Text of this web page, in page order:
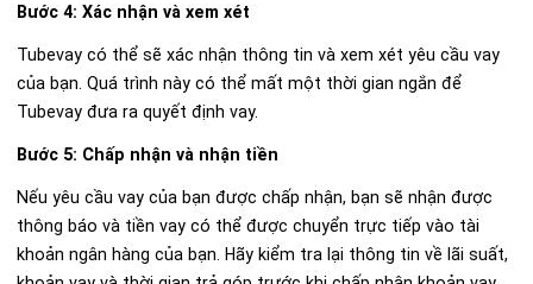
Bước 4: Xác nhận và xem xét
Tubevay có thể sẽ xác nhận thông tin và xem xét yêu cầu vay
của bạn. Quá trình này có thể mất một thời gian ngắn để
Tubevay đưa ra quyết định vay.
Bước 5: Chấp nhận và nhận tiền
Nếu yêu cầu vay của bạn được chấp nhận, bạn sẽ nhận được
thông báo và tiền vay có thể được chuyển trực tiếp vào tài
khoản ngân hàng của bạn. Hãy kiểm tra lại thông tin về lãi suất,